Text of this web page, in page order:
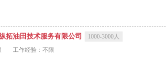
拓油田技术服务有限公司
1000-3000人
工作经验：不限